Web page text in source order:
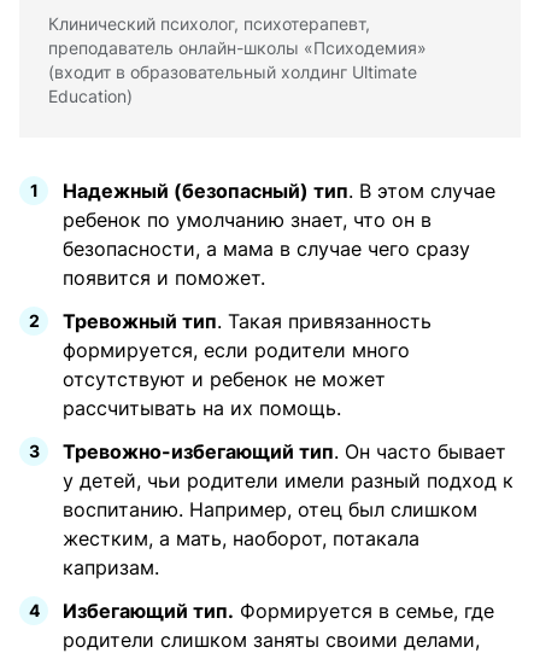
Клинический психолог, психотерапевт,
преподаватель онлайн-школы «Психодемия»
(входит в образовательный холдинг Ultimate
Education)
Надежный (безопасный) тип. В этом случае
ребенок по умолчанию знает, что он в
безопасности, а мама в случае чего сразу
появится и поможет.
Тревожный тип. Такая привязанность
формируется, если родители много
отсутствуют и ребенок не может
рассчитывать на их помощь.
Тревожно-избегающий тип. Он часто бывает
у детей, чьи родители имели разный подход к
воспитанию. Например, отец был слишком
жестким, а мать, наоборот, потакала
капризам.
Избегающий тип. Формируется в семье, где
родители слишком заняты своими делами,